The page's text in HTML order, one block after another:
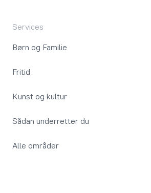
Services
Børn og Familie
Fritid
Kunst og kultur
Sådan underretter du
Alle områder